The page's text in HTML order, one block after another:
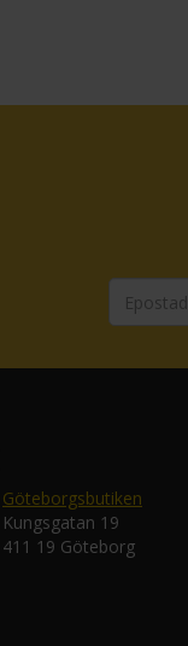
Göteborgsbutiken
Kungsgatan 19
411 19 Göteborg